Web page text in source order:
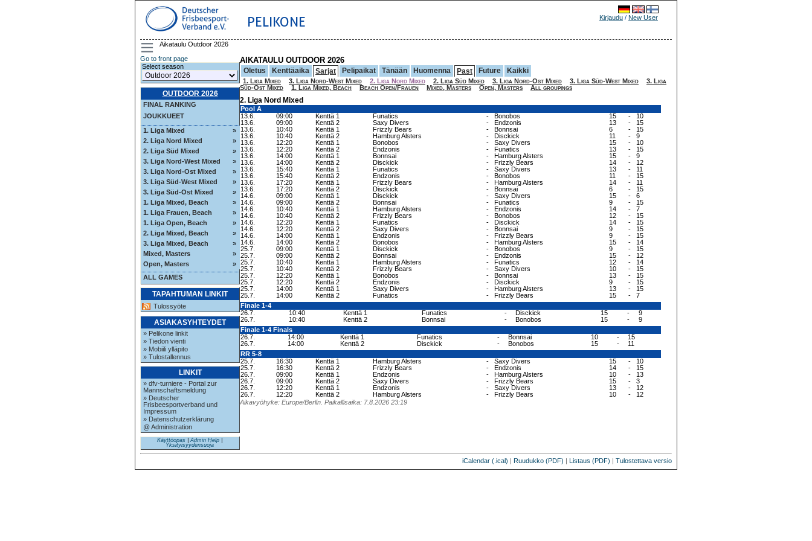
PELIKONE Kirjaudu / New User
Aikataulu Outdoor 2026
Go to front page
Select season
OUTDOOR 2026
FINAL RANKING
JOUKKUEET
1. Liga Mixed
»
2. Liga Nord Mixed
»
2. Liga Süd Mixed
»
3. Liga Nord-West Mixed
»
3. Liga Nord-Ost Mixed
»
3. Liga Süd-West Mixed
»
3. Liga Süd-Ost Mixed
»
1. Liga Mixed, Beach
»
1. Liga Frauen, Beach
»
1. Liga Open, Beach
»
2. Liga Mixed, Beach
»
3. Liga Mixed, Beach
»
Mixed, Masters
»
Open, Masters
»
ALL GAMES
TAPAHTUMAN LINKIT
Tulossyöte
ASIAKASYHTEYDET
» Pelikone linkit
» Tiedon vienti
» Mobiili ylläpito
» Tulostallennus
LINKIT
» dfv-turniere - Portal zur
Mannschaftsmeldung
» Deutscher
Frisbeesportverband und
Impressum
» Datenschutzerklärung
@ Administration
Käyttöopas Admin Help
Yksityisyydensuoja
AIKATAULU OUTDOOR 2026
Oletus Kenttäaika Sarjat Pelipaikat Tänään Huomenna Past Future Kaikki
1. Liga Mixed 3. Liga Nord-West Mixed 2. Liga Nord Mixed 2. Liga Süd Mixed 3. Liga Nord-Ost Mixed 3. Liga Süd-West Mixed
3. Liga
Süd-Ost Mixed
1. Liga Mixed, Beach Beach Open/Frauen Mixed, Masters Open, Masters All groupings
2. Liga Nord Mixed
Pool A
13.6.
09:00 Kenttä 1 Funatics - Bonobos 15 -
10
13.6.
09:00 Kenttä 2 Saxy Divers - Endzonis 13 -
15
13.6.
10:40 Kenttä 1 Frizzly Bears - Bonnsai 6 -
15
13.6.
10:40 Kenttä 2 Hamburg Alsters - Disckick 11 -
9
13.6.
12:20 Kenttä 1 Bonobos - Saxy Divers 15 -
10
13.6.
12:20 Kenttä 2 Endzonis - Funatics 13 -
15
13.6.
14:00 Kenttä 1 Bonnsai - Hamburg Alsters 15 -
9
13.6.
14:00 Kenttä 2 Disckick - Frizzly Bears 14 -
12
13.6.
15:40 Kenttä 1 Funatics - Saxy Divers 13 -
11
13.6.
15:40 Kenttä 2 Endzonis - Bonobos 11 -
15
13.6.
17:20 Kenttä 1 Frizzly Bears - Hamburg Alsters 14 -
11
13.6.
17:20 Kenttä 2 Disckick - Bonnsai 6 -
15
14.6.
09:00 Kenttä 1 Disckick - Saxy Divers 15 -
6
14.6.
09:00 Kenttä 2 Bonnsai - Funatics 9 -
15
14.6.
10:40 Kenttä 1 Hamburg Alsters - Endzonis 14 -
7
14.6.
10:40 Kenttä 2 Frizzly Bears - Bonobos 12 -
15
14.6.
12:20 Kenttä 1 Funatics - Disckick 14 -
15
14.6.
12:20 Kenttä 2 Saxy Divers - Bonnsai 9 -
15
14.6.
14:00 Kenttä 1 Endzonis - Frizzly Bears 9 -
15
14.6.
14:00 Kenttä 2 Bonobos - Hamburg Alsters 15 -
14
25.7.
09:00 Kenttä 1 Disckick - Bonobos 9 -
15
25.7.
09:00 Kenttä 2 Bonnsai - Endzonis 15 -
12
25.7.
10:40 Kenttä 1 Hamburg Alsters - Funatics 12 -
14
25.7.
10:40 Kenttä 2 Frizzly Bears - Saxy Divers 10 -
15
25.7.
12:20 Kenttä 1 Bonobos - Bonnsai 13 -
15
25.7.
12:20 Kenttä 2 Endzonis - Disckick 9 -
15
25.7.
14:00 Kenttä 1 Saxy Divers - Hamburg Alsters 13 -
15
25.7.
14:00 Kenttä 2 Funatics - Frizzly Bears 15 -
7
Finale 1-4
26.7.
10:40 Kenttä 1 Funatics - Disckick 15 -
9
26.7.
10:40 Kenttä 2 Bonnsai - Bonobos 15 -
9
Finale 1-4 Finals
26.7.
14:00 Kenttä 1 Funatics - Bonnsai 10 -
15
26.7.
14:00 Kenttä 2 Disckick - Bonobos 15 -
11
RR 5-8
25.7.
16:30 Kenttä 1 Hamburg Alsters - Saxy Divers 15 -
10
25.7.
16:30 Kenttä 2 Frizzly Bears - Endzonis 14 -
15
26.7.
09:00 Kenttä 1 Endzonis - Hamburg Alsters 10 -
13
26.7.
09:00 Kenttä 2 Saxy Divers - Frizzly Bears 15 -
3
26.7.
12:20 Kenttä 1 Endzonis - Saxy Divers 13 -
12
26.7.
12:20 Kenttä 2 Hamburg Alsters - Frizzly Bears 10 -
12
Aikavyöhyke: Europe/Berlin. Paikallisaika: 7.8.2026 23:19
iCalendar (.ical) | Ruudukko (PDF) | Listaus (PDF) | Tulostettava versio